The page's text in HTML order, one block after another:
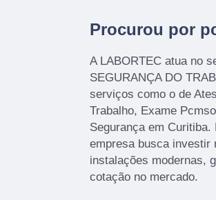
Procurou por
A LABORTEC atua no
SEGURANÇA DO
serviços como o de
Trabalho, Exame
Segurança em
empresa busca investir
instalações modernas,
cotação no mercado.